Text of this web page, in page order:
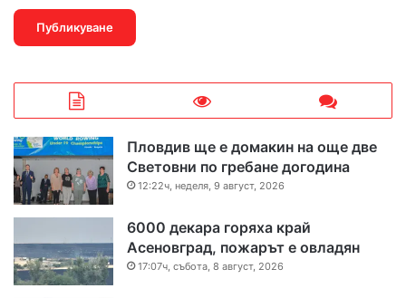
Пловдив ще е домакин на още две
Световни по гребане догодина
12:22ч, неделя, 9 август, 2026
6000 декара горяха край
Асеновград, пожарът е овладян
17:07ч, събота, 8 август, 2026